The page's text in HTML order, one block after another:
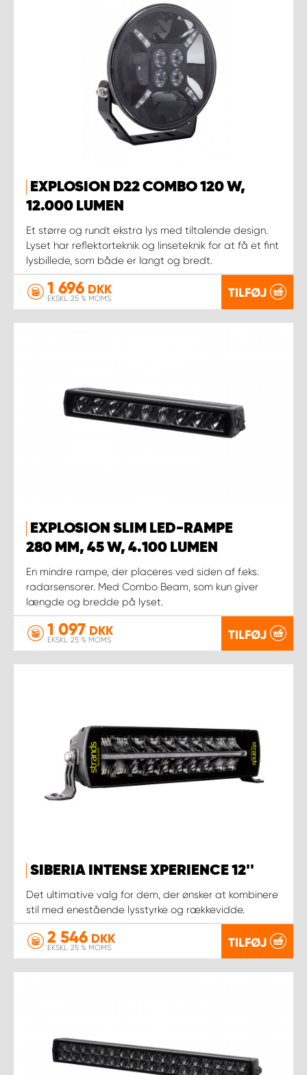
EXPLOSION D22 COMBO 120 W,
12.000 LUMEN
Et større og rundt ekstra lys med tiltalende design.
Lyset har reflektorteknik og linseteknik for at få et fint
lysbillede, som både er langt og bredt.
1 696 DKK
EKSKL. 25 % MOMS TILFØJ
EXPLOSION SLIM LED-RAMPE
280 MM, 45 W, 4.100 LUMEN
En mindre rampe, der placeres ved siden af f.eks.
radarsensorer. Med Combo Beam, som kun giver
længde og bredde på lyset.
1 097 DKK
EKSKL. 25 % MOMS TILFØJ
SIBERIA INTENSE XPERIENCE 12''
Det ultimative valg for dem, der ønsker at kombinere
stil med enestående lysstyrke og rækkevidde.
2 546 DKK
EKSKL. 25 % MOMS TILFØJ